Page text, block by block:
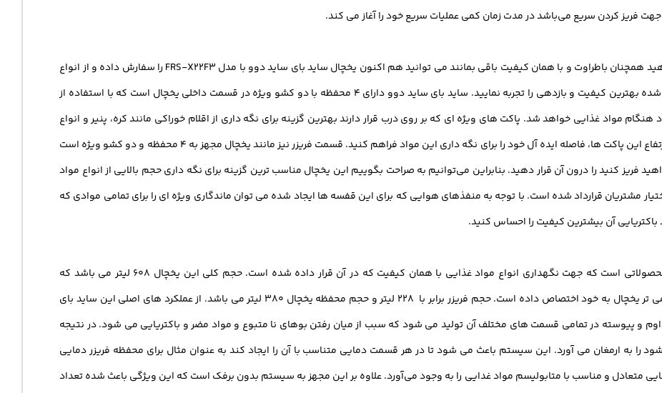
اگر می خواهید مواد غذایی که در داخل یخچال قرار می دهید همچنان باطراوت و با همان کیفیت باقی بمانند می توانید هم اکنون یخچال ساید بای ساید دوو با مدل FRS-X22F3 را سفارش داده و از انواع
متعدد قفسه هایی که برای نگه داری مواد غذایی تعیین شده بهترین کیفیت و بازدهی را تجربه نمایید. ساید بای ساید دوو دارای 4 محفظه با دو کشو ویژه در قسمت داخلی یخچال است که با استفاده از
مواد غذایی خواهد شد. پاکت های ویژه ای که بر روی درب قرار دارند بهترین گزینه برای نگه داری از اقلام خوراکی مانند کره، پنیر و انواع
قوطی های مربا می باشد که با استفاده از قابلیت تنظیم ارتفاع این پاکت ها، فاصله ایده آل خود را برای نگه داری این مواد فراهم کنید. قسمت فریزر نیز مانند یخچال مجهز به 4 محفظه و دو کشو ویژه است
فریز کنید را درون آن قرار دهید. بنابراین می‌توانیم به صراحت بگوییم این یخچال مناسب ترین گزینه برای نگه داری حجم بالایی از انواع مواد
مشتریان قرارداد شده است. با توجه به منفذهای هوایی که برای این قفسه ها ایجاد شده می توان ماندگاری ویژه ای را برای تمامی موادی که
آن بیشترین کیفیت را احساس کنید.
یخچال ساید بای ساید دوو FRS-X22F3 یکی از بهترین محصولاتی است که جهت نگهداری انواع مواد غذایی با همان کیفیت که در آن قرار داده شده است. حجم کلی این یخچال 608 لیتر می باشد که
کاملترین ظرفیت را نسبت به سایر مدل های سنتی و قدیمی تر یخچال به خود اختصاص داده است. حجم فریزر برابر با 228 لیتر و حجم محفظه یخچال 380 لیتر می باشد. از عملکرد های اصلی این ساید بای
و پیوسته در تمامی قسمت های مختلف آن تولید می شود که سبب از میان رفتن بوهای نا متبوع و مواد مضر و باکتریایی می شود. در نتیجه
را به ارمغان می آورد. این سیستم باعث می شود تا در هر قسمت دمایی متناسب با آن را ایجاد کند به عنوان مثال برای محفظه فریزر دمایی
متعادل و مناسب با متابولیسم مواد غدایی را به وجود می‌آورد. علاوه بر این مجهز به سیستم بدون برفک است که این ویژگی باعث شده تعداد